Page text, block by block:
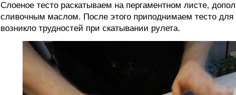
Слоеное тесто раскатываем на пергаментном листе,
сливочным маслом. После этого приподнимаем тесто для
возникло трудностей при скатывании рулета.